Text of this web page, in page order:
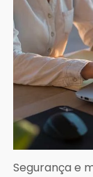
Segurança e